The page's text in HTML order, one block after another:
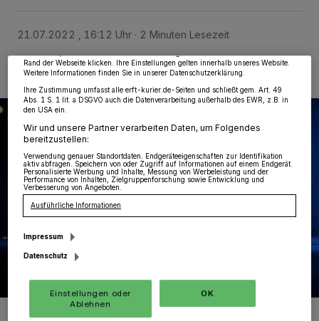
21.07.2022 , 16:12 Uhr 2 Minuten Lesezeit
Foto: RKN Polizei
möglicherweise nicht mehr so relevant für Sie. Sie können dieses Menü jederzeit
wieder aufrufen, um Ihre Einstellungen zu ändern oder Ihre Einwilligung zu
Rand der Webseite klicken. Ihre Einstellungen gelten innerhalb unseres Website.
Weitere Informationen finden Sie in unserer Datenschutzerklärung.
Ihre Zustimmung umfasst alle erft-kurier.de-Seiten und schließt gem. Art. 49
Abs. 1 S. 1 lit. a DSGVO auch die Datenverarbeitung außerhalb des EWR, z.B. in
den USA ein.
Wir und unsere Partner verarbeiten Daten, um Folgendes
bereitzustellen:
Verwendung genauer Standortdaten. Endgeräteeigenschaften zur Identifikation
aktiv abfragen. Speichern von oder Zugriff auf Informationen auf einem Endgerät.
Personalisierte Werbung und Inhalte, Messung von Werbeleistung und der
Performance von Inhalten, Zielgruppenforschung sowie Entwicklung und
Verbesserung von Angeboten.
Ausführliche Informationen
Impressum
Datenschutz
Einstellungen oder
Ablehnen
OK